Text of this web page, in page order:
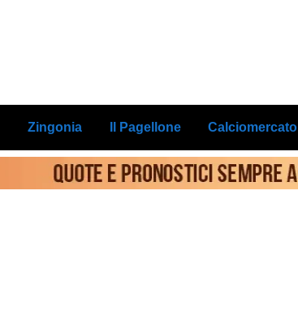
Zingonia Il Pagellone Calciomercato